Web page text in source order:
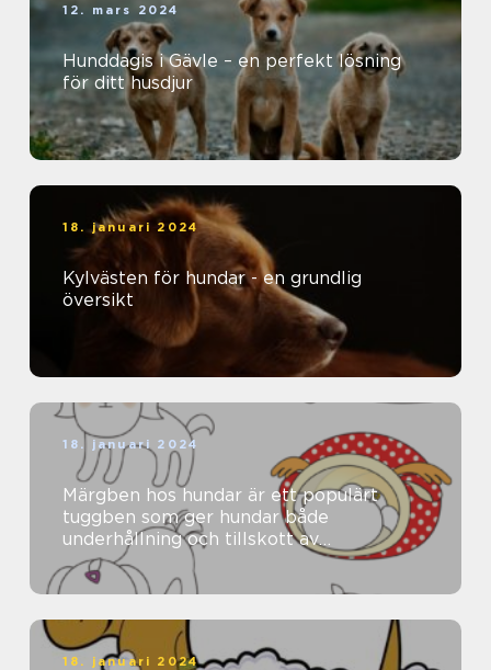
12. mars 2024
Hunddagis i Gävle – en perfekt lösning
för ditt husdjur
18. januari 2024
Kylvästen för hundar - en grundlig
översikt
18. januari 2024
Märgben hos hundar är ett populärt
tuggben som ger hundar både
underhållning och tillskott av
näringsämnen
18. januari 2024